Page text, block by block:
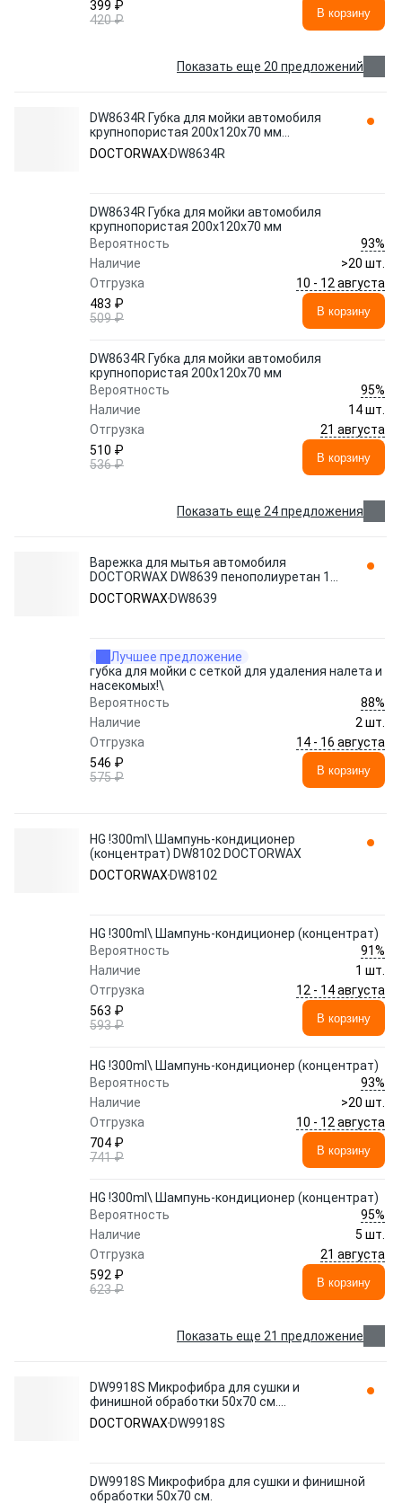
399 ₽
420 ₽
В корзину
Показать еще 20 предложений
DW8634R Губка для мойки автомобиля
крупнопористая 200x120x70 мм
DOCTORWAX
DOCTORWAX DW8634R
DW8634R Губка для мойки автомобиля
крупнопористая 200x120x70 мм
Вероятность
93%
Наличие
>20 шт.
Отгрузка
10 - 12 августа
483 ₽
509 ₽
В корзину
DW8634R Губка для мойки автомобиля
крупнопористая 200x120x70 мм
Вероятность
95%
Наличие
14 шт.
Отгрузка
21 августа
510 ₽
536 ₽
В корзину
Показать еще 24 предложения
Варежка для мытья автомобиля
DOCTORWAX DW8639 пенополиуретан 1
шт.
DOCTORWAX DW8639
Лучшее предложение
губка для мойки с сеткой для удаления налета и
насекомых!\
Вероятность
88%
Наличие
2 шт.
Отгрузка
14 - 16 августа
546 ₽
575 ₽
В корзину
HG !300ml\ Шампунь-кондиционер
(концентрат) DW8102 DOCTORWAX
DOCTORWAX DW8102
HG !300ml\ Шампунь-кондиционер (концентрат)
Вероятность
91%
Наличие
1 шт.
Отгрузка
12 - 14 августа
563 ₽
593 ₽
В корзину
HG !300ml\ Шампунь-кондиционер (концентрат)
Вероятность
93%
Наличие
>20 шт.
Отгрузка
10 - 12 августа
704 ₽
741 ₽
В корзину
HG !300ml\ Шампунь-кондиционер (концентрат)
Вероятность
95%
Наличие
5 шт.
Отгрузка
21 августа
592 ₽
623 ₽
В корзину
Показать еще 21 предложение
DW9918S Микрофибра для сушки и
финишной обработки 50x70 см.
DOCTORWAX
DOCTORWAX DW9918S
DW9918S Микрофибра для сушки и финишной
обработки 50x70 см.